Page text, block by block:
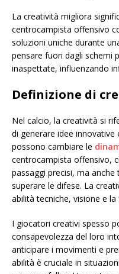
La creatività migliora
centrocampista offensivo
soluzioni uniche durante
pensare fuori dagli schemi
inaspettate, influenzando
Definizione di
Nel calcio, la creatività si
di generare idee
possono cambiare le
centrocampista offensivo,
passaggi precisi, ma
superare le difese. La
abilità tecniche, visione e
I giocatori creativi spesso
consapevolezza del loro
anticipare i movimenti e
abilità è cruciale in